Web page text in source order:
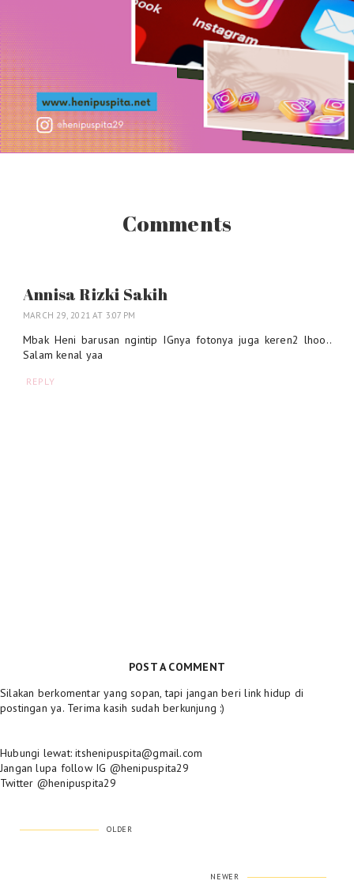
Comments
Annisa Rizki Sakih
MARCH 29, 2021 AT 3:07 PM
Mbak Heni barusan ngintip IGnya fotonya juga keren2 lhoo..
Salam kenal yaa
REPLY
POST A COMMENT
Silakan berkomentar yang sopan, tapi jangan beri link hidup di
postingan ya. Terima kasih sudah berkunjung :)
Hubungi lewat: itshenipuspita@gmail.com
Jangan lupa follow IG @henipuspita29
Twitter @henipuspita29
OLDER
NEWER